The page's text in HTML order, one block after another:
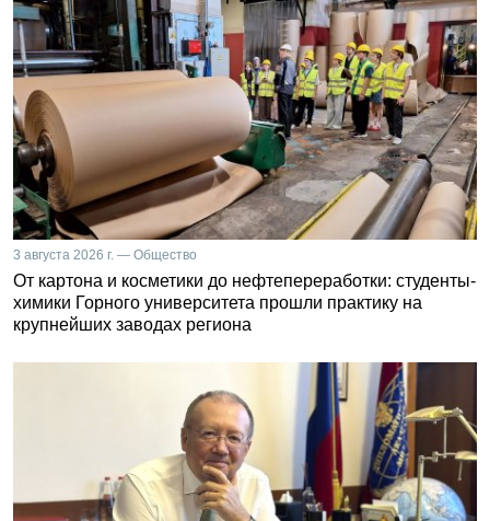
3 августа 2026 г. — Общество
От картона и косметики до нефтепереработки: студенты-
химики Горного университета прошли практику на
крупнейших заводах региона